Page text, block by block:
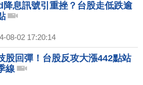
降息訊號引重挫？台股走低跌逾
08-02 17:20:14
股回彈！台股反攻大漲442點站
線